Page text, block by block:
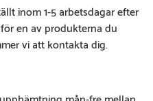
inom 1-5 arbetsdagar efter
en av produkterna du
vi att kontakta dig.